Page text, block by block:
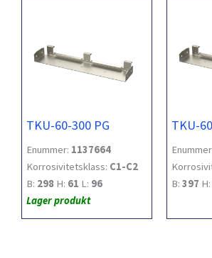
TKU-60-300 PG
Enummer: 1137664
Korrosivitetsklass: C1-C2
B: 298 H: 61 L: 96
Lager produkt
TKU-
B: 397 H: